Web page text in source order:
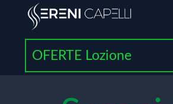
OFERTE Lozione